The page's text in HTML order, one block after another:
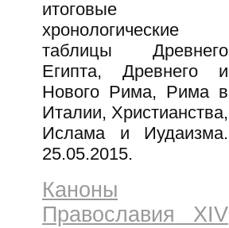
итоговые
хронологические
таблицы Древнего
Египта, Древнего и
Нового Рима, Рима в
Италии, Христианства,
Ислама и Иудаизма.
25.05.2015.
Каноны
Православия XIV